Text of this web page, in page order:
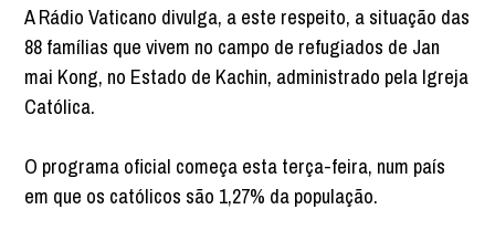
A Rádio Vaticano divulga, a este respeito, a situação das
88 famílias que vivem no campo de refugiados de Jan
mai Kong, no Estado de Kachin, administrado pela Igreja
Católica.
O programa oficial começa esta terça-feira, num país
em que os católicos são 1,27% da população.